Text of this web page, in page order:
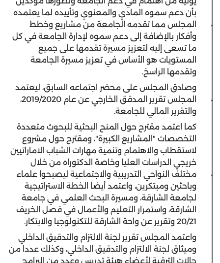
بأن دعم سموه المادي والمعنوي وتأييده لما يعتمده
المجلس مما تقدمه الجامعة من مشاريع وخطط
وأفكار بالإضافة إلى دعم سموه لإدارة الجامعة في كل
ما تسعى إليه لتعزيز مسيرة تقدمها على جميع
المستويات هو الأساس في تعزيز مسيرة الجامعة
وتقدمها الراسخ.
وصادق المجلس على محضر اجتماعه السابق، ليعتمد
المجلس تقرير المدقق الخارجي عن عام 2019/2020،
والتقرير المالي للجامعة.
كما اعتمد مقترح حول المنح البحثية للبحوث متعددة
التخصصات "المشاريع الكبيرة"، ومقترح حول مشروع
لاستقطاب والاهتمام وتنمية مهارات الشباب الاماراتيين
خريجي الدراسات العليا وخاصة الدكتوراه من خلال
مختلف النواحي التدريبية والاجتماعية ليصبحوا علماء
وباحثين ومبتكرين، واعتمد أيضا الخطة الاستراتيجية
لجامعة الشارقة، ومسيرة البحث العلمي في جامعة
الشارقة، واستمرار التعليم والأعمال في فصل الخريف
20/21 وتقرير عن واحة الشارقة للتكنولوجيا والابتكار.
واعتمد المجلس تقرير لجنة الالتزام والتدقيق الداخلي
وميثاق لجنة الالتزام والتدقيق الداخلي، وكذلك عددا من
حالات الترقية لأعضاء هيئة تدريس وعدد من البرامج